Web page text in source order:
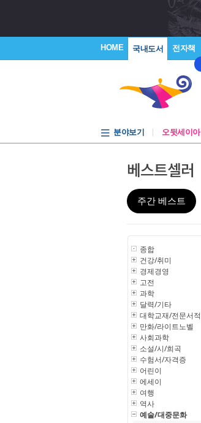
HOME 국내도서 전자책
분야보기 오뒷세이아
베스트셀러
주간 베스트
종합
건강/취미
경제경영
고전
과학
달력/기타
대학교재/전문서적
만화/라이트노벨
사회과학
소설/시/희곡
수험서/자격증
어린이
에세이
여행
역사
예술/대중문화